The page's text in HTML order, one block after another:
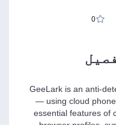
0
GeeLark is an anti-
— using cloud
essential features of